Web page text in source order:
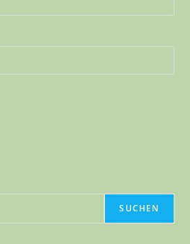
SUCHEN